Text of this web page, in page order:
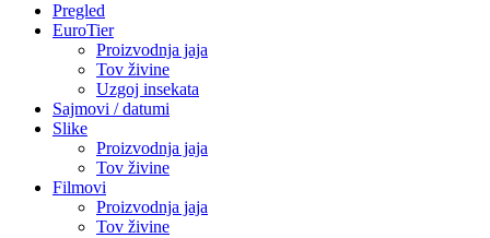
Pregled
EuroTier
Proizvodnja jaja
Tov živine
Uzgoj insekata
Sajmovi / datumi
Slike
Proizvodnja jaja
Tov živine
Filmovi
Proizvodnja jaja
Tov živine